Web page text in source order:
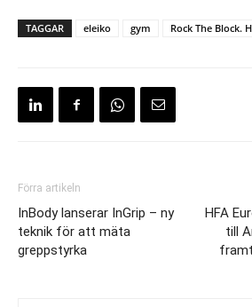
TAGGAR eleiko gym Rock The Block.
Förra artikeln
InBody lanserar InGrip – ny
teknik för att mäta
greppstyrka
HFA
till